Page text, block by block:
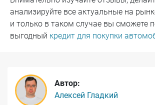
анализируйте все актуальные на
и только в таком случае вы сможете
выгодный кредит для покупки
Автор:
Алексей Гладкий